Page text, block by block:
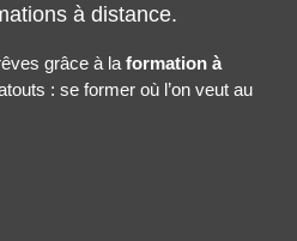
à distance.
grâce à la formation à
: se former où l’on veut au